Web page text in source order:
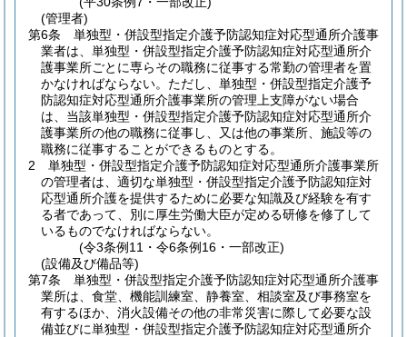
(管理者)
第6条
単独型・併設型指定介護予防認知症対応型通所介護事
業者は、単独型・併設型指定介護予防認知症対応型通所介
護事業所ごとに専らその職務に従事する常勤の管理者を置
かなければならない。 ただし、単独型・併設型指定介護予
防認知症対応型通所介護事業所の管理上支障がない場合
は、当該単独型・併設型指定介護予防認知症対応型通所介
護事業所の他の職務に従事し、又は他の事業所、施設等の
職務に従事することができるものとする。
2
単独型・併設型指定介護予防認知症対応型通所介護事業所
の管理者は、適切な単独型・併設型指定介護予防認知症対
応型通所介護を提供するために必要な知識及び経験を有す
る者であって、別に厚生労働大臣が定める研修を修了して
いるものでなければならない。
(令3条例11・令6条例16・一部改正)
(設備及び備品等)
第7条
単独型・併設型指定介護予防認知症対応型通所介護事
業所は、食堂、機能訓練室、静養室、相談室及び事務室を
有するほか、消火設備その他の非常災害に際して必要な設
備並びに単独型・併設型指定介護予防認知症対応型通所介